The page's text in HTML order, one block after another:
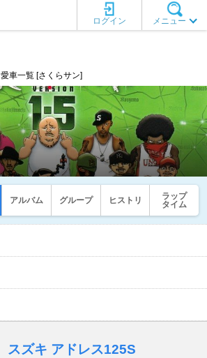
メニュー
ログイン
愛車一覧 [さくらサン]
アルバム グループ ヒストリ
ラップ
タイム
スズキ アドレス125S